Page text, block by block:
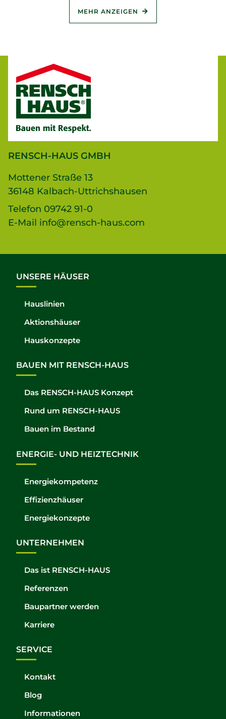
MEHR ANZEIGEN
RENSCH-HAUS GMBH
Mottener Straße 13
36148 Kalbach-Uttrichshausen
Telefon 09742 91-0
E-Mail info@rensch-haus.com
UNSERE HÄUSER
Hauslinien
Aktionshäuser
Hauskonzepte
BAUEN MIT RENSCH-HAUS
Das RENSCH-HAUS Konzept
Rund um RENSCH-HAUS
Bauen im Bestand
ENERGIE- UND HEIZTECHNIK
Energiekompetenz
Effizienzhäuser
Energiekonzepte
UNTERNEHMEN
Das ist RENSCH-HAUS
Referenzen
Baupartner werden
Karriere
SERVICE
Kontakt
Blog
Informationen